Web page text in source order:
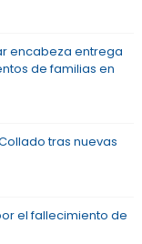
encabeza entrega
de familias en
tras nuevas
el fallecimiento de